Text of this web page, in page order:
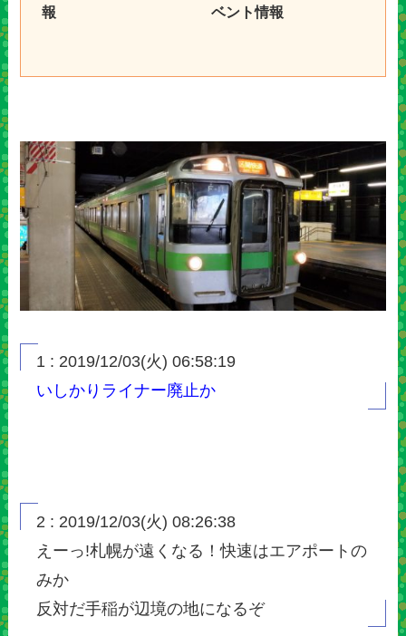
報
ベント情報
1 : 2019/12/03(火) 06:58:19
いしかりライナー廃止か
2 : 2019/12/03(火) 08:26:38
えーっ!札幌が遠くなる！快速はエアポートの
みか
反対だ手稲が辺境の地になるぞ